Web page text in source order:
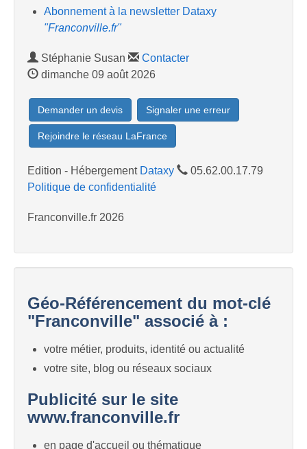
Abonnement à la newsletter Dataxy
"Franconville.fr"
Stéphanie Susan
Contacter
dimanche 09 août 2026
Demander un devis Signaler une erreur
Rejoindre le réseau LaFrance
Edition - Hébergement Dataxy
05.62.00.17.79
Politique de confidentialité
Franconville.fr 2026
Géo-Référencement du mot-clé
"Franconville" associé à :
votre métier, produits, identité ou actualité
votre site, blog ou réseaux sociaux
Publicité sur le site
www.franconville.fr
en page d'accueil ou thématique